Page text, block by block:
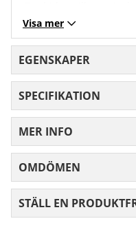
Då vitamin B12 främst
det därför särskilt viktigt
sig B12-tillskott.
Visa mer
EGENSKAPER
SPECIFIKATION
MER INFO
OMDÖMEN
STÄLL EN